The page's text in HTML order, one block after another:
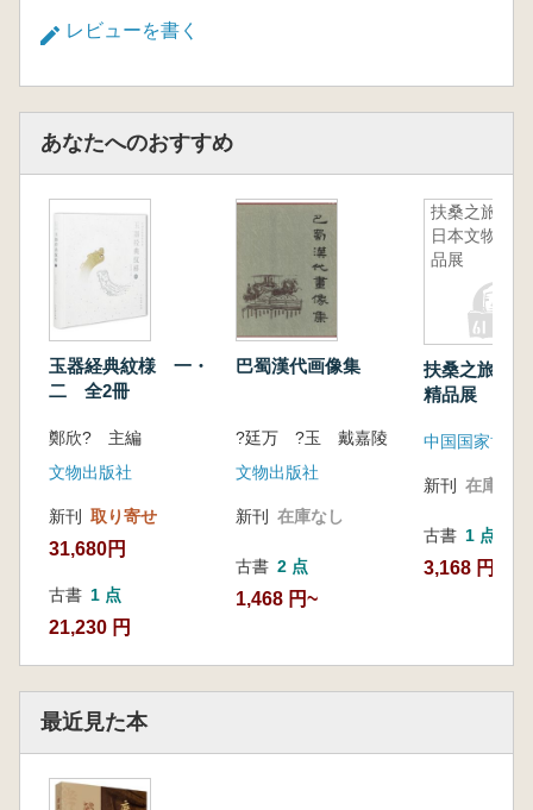
から出土した陶質の彫刻を独立して紹介してい
も生き生きとしており、唐崖土司の歴史文化の
核心的価値を担い表現する重要な媒体です。ま
た、2015年に唐崖土司が世界文化遺産へ申請
する際の最も重要な支えとなり、武陵山地域に
おける土家族の芸術水準や文化遺産の継承・活
用を研究するうえで、きわめて貴重な資料を提
供しています。
レビューを書く
あなたへのおすすめ
玉器経典紋様 一・
二 全2冊
鄭欣? 主編
文物出版社
新刊 取り寄せ
31,680円
古書 1 点
21,230 円
巴蜀漢代画像集
?廷万 ?玉 戴嘉陵
文物出版社
新刊 在庫なし
古書 2 点
1,468 円~
扶桑之旅 :
日本文物精
品展
扶桑之旅 : 日
精品展
中国国家博物
新刊 在庫なし
古書 1 点
3,168 円
最近見た本